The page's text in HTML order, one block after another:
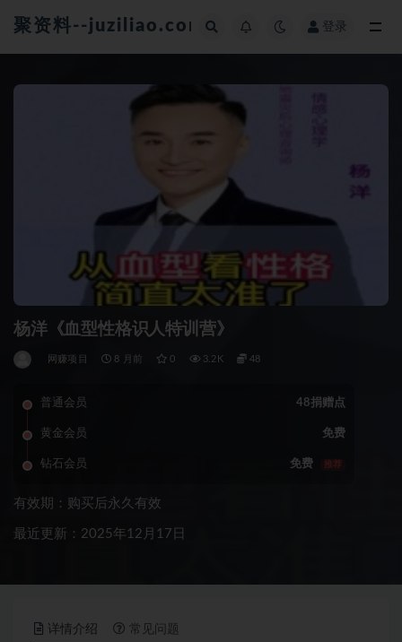
聚资料--juziliao.com--全网资料整合平台
登录
杨洋《血型性格识人特训营》
网赚项目 8 月前 0 3.2K 48
普通会员 48捐赠点
黄金会员 免费
钻石会员 免费 推荐
有效期：购买后永久有效
最近更新：2025年12月17日
详情介绍 常见问题